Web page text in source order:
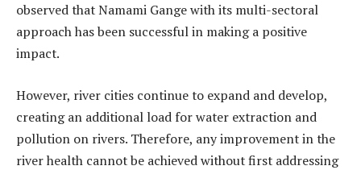
observed that Namami Gange with its multi-sectoral
approach has been successful in making a positive
impact.
However, river cities continue to expand and develop,
creating an additional load for water extraction and
pollution on rivers. Therefore, any improvement in the
river health cannot be achieved without first addressing